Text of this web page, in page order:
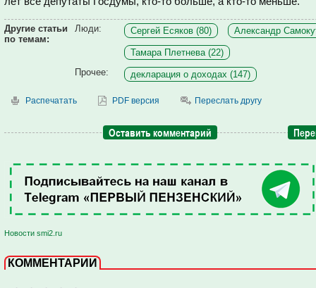
Другие статьи
по темам:
Люди: Сергей Есяков (80) Александр
Тамара Плетнева (22)
Прочее:
декларация о доходах (147)
Распечатать PDF версия Переслать другу
Оставить комментарий
Новости smi2.ru
КОММЕНТАРИИ